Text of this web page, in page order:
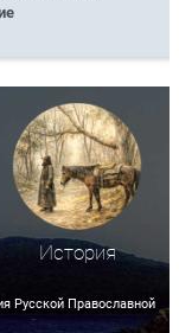
История
Русской Православной